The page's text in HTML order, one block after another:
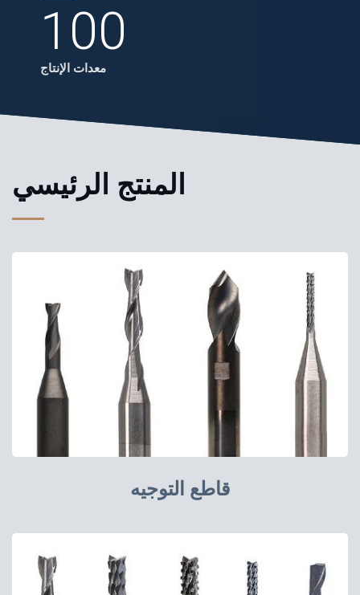
100
معدات الإنتاج
المنتج الرئيسي
قاطع التوجيه